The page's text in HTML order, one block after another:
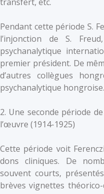
Pendant cette période S.
l’injonction de S.
psychanalytique
premier président. De
d’autres collègues
psychanalytique hongroise.
2. Une seconde période
l’œuvre (1914-1925)
Cette période voit
dons cliniques. De
souvent courts,
brèves vignettes